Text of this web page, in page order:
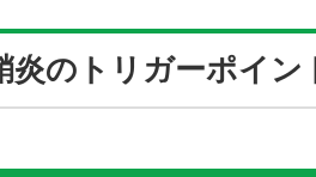
炎のトリガーポイン